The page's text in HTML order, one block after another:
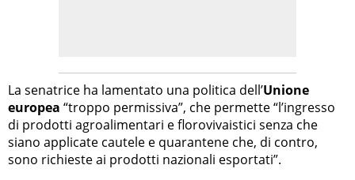
La senatrice ha lamentato una politica dell’Unione
europea “troppo permissiva”, che permette “l’ingresso
di prodotti agroalimentari e florovivaistici senza che
siano applicate cautele e quarantene che, di contro,
sono richieste ai prodotti nazionali esportati”.